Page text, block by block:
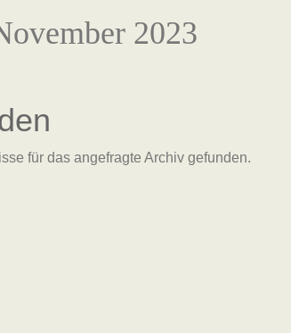
2023
für das angefragte Archiv gefunden.